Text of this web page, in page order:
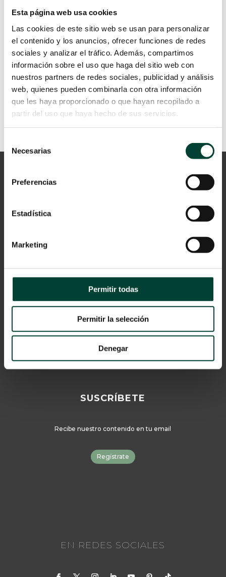
Esta página web usa cookies
Las cookies de este sitio web se usan para personalizar
el contenido y los anuncios, ofrecer funciones de redes
sociales y analizar el tráfico. Además, compartimos
información sobre el uso que haga del sitio web con
nuestros partners de redes sociales, publicidad y análisis
web, quienes pueden combinarla con otra información
que les haya proporcionado o que hayan recopilado a
partir del uso que haya hecho de sus servicios.
de Necesarias
Preferencias
Estadística
Marketing
Permitir todas
Permitir la selección
Denegar
CRITERIOS PARA REALIZAR
UNA CESÁREA URGENTE
porCampus Vygon|7 Ago 2020
LEER MÁS
© 2024 Vygon España
Catálogo
SUSCRÍBETE
Recibe nuestro contenido en tu email
Regístrate
EN REDES SOCIALES